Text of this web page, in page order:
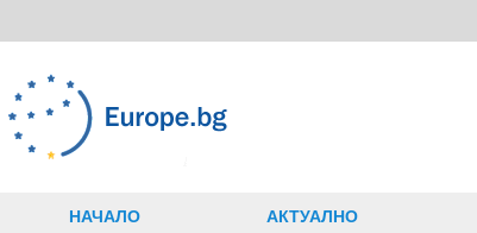
НАЧАЛО АКТУАЛНО